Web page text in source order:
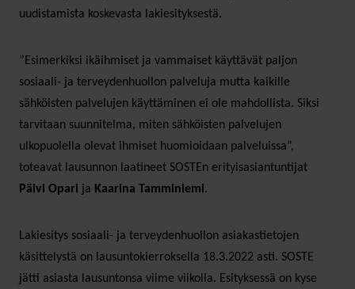
uudistamista koskevasta lakiesityksestä.
”Esimerkiksi ikäihmiset ja vammaiset käyttävät paljon
sosiaali- ja terveydenhuollon palveluja mutta kaikille
sähköisten palvelujen käyttäminen ei ole mahdollista. Siksi
tarvitaan suunnitelma, miten sähköisten palvelujen
ulkopuolella olevat ihmiset huomioidaan palveluissa”,
toteavat lausunnon laatineet SOSTEn erityisasiantuntijat
Päivi Opari ja Kaarina Tamminiemi.
Lakiesitys sosiaali- ja terveydenhuollon asiakastietojen
käsittelystä on lausuntokierroksella 18.3.2022 asti. SOSTE
jätti asiasta lausuntonsa viime viikolla. Esityksessä on kyse